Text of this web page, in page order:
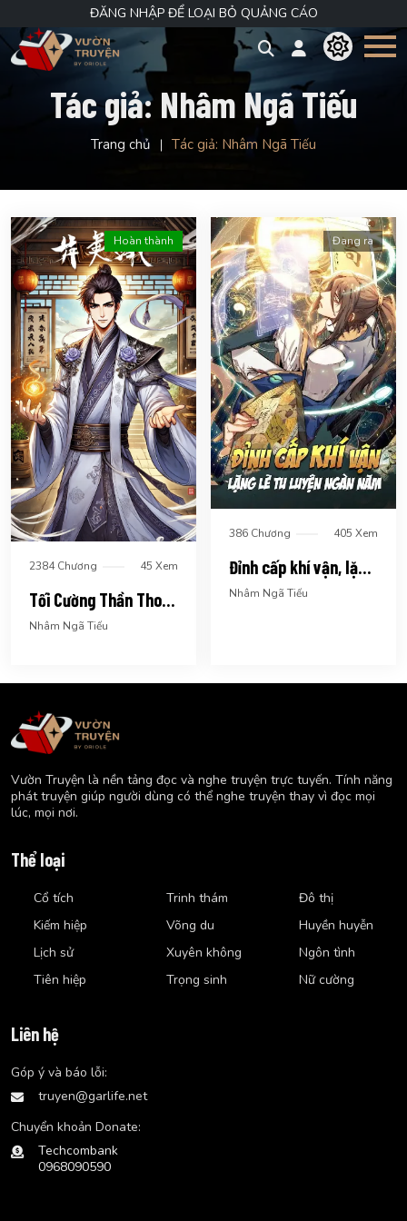
ĐĂNG NHẬP ĐỂ LOẠI BỎ QUẢNG CÁO
Tác giả:Nhâm Ngã Tiếu
Trang chủ Tác giả: Nhâm Ngã Tiếu
Hoàn thành
2384 Chương 45 Xem
Tối Cường Thần Thoại
Đế Hoàng
Nhâm Ngã Tiếu
Đang ra
386 Chương 405 Xem
Đỉnh cấp khí vận, lặng
lẽ tu luyện ngàn năm
Nhâm Ngã Tiếu
Vườn Truyện là nền tảng đọc và nghe truyện trực tuyến. Tính năng
phát truyện giúp người dùng có thể nghe truyện thay vì đọc mọi
lúc, mọi nơi.
Thể loại
Cổ tích
Kiếm hiệp
Lịch sử
Tiên hiệp
Trinh thám
Võng du
Xuyên không
Trọng sinh
Đô thị
Huyền huyễn
Ngôn tình
Nữ cường
Liên hệ
Góp ý và báo lỗi:
truyen@garlife.net
Chuyển khoản Donate:
Techcombank
0968090590